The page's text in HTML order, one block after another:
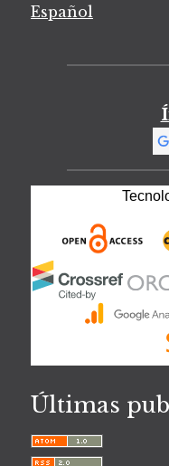
Español
Últimas